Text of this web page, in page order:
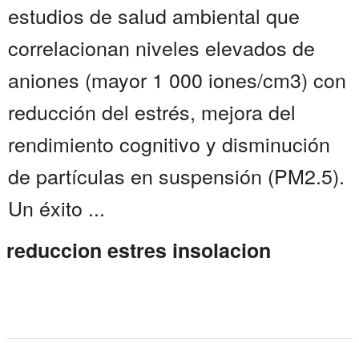
estudios de salud ambiental que
correlacionan niveles elevados de
aniones (mayor 1 000 iones/cm3) con
reducción del estrés, mejora del
rendimiento cognitivo y disminución
de partículas en suspensión (PM2.5).
Un éxito ...
reduccion estres insolacion